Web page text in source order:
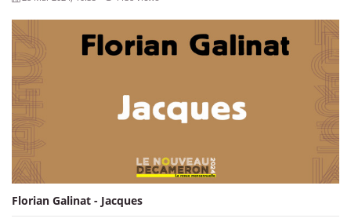
Florian Galinat - Jacques